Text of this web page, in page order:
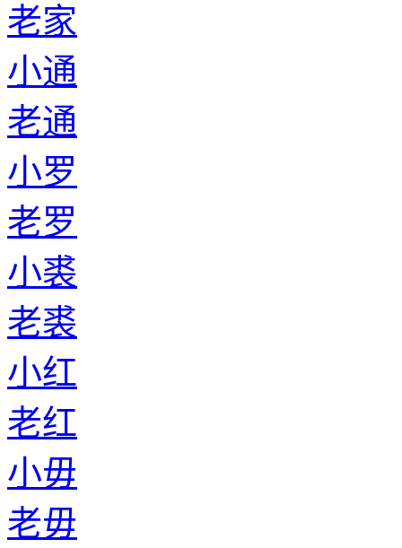
老家
小通
老通
小罗
老罗
小裘
老裘
小红
老红
小毋
老毋